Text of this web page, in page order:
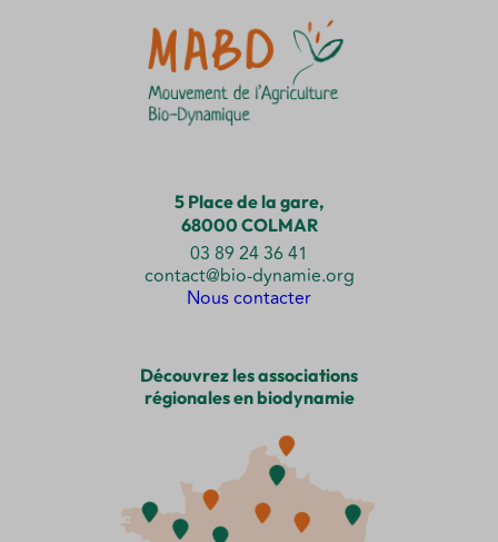
5 Place de la gare,
68000 COLMAR
03 89 24 36 41
contact@bio-dynamie.org
Nous contacter
Découvrez les associations
régionales en biodynamie